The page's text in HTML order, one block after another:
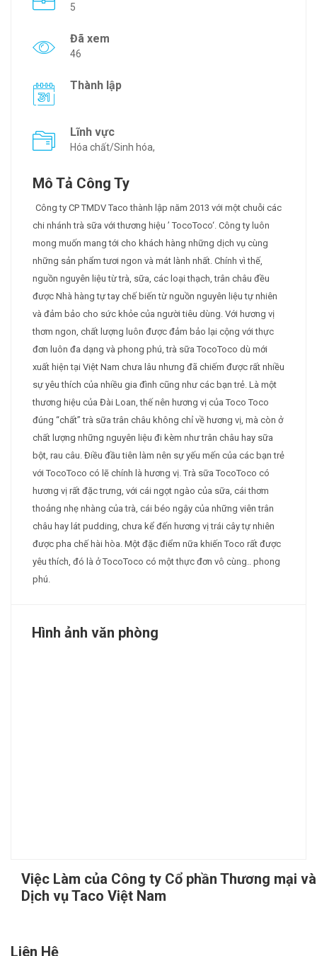
5
Đã xem
46
Thành lập
Lĩnh vực
Hóa chất/Sinh hóa,
Mô Tả Công Ty
Công ty CP TMDV Taco thành lập năm 2013 với một chuỗi các
chi nhánh trà sữa với thương hiệu ’ TocoToco‘. Công ty luôn
mong muốn mang tới cho khách hàng những dịch vụ cùng
những sản phẩm tươi ngon và mát lành nhất. Chính vì thế,
nguồn nguyên liệu từ trà, sữa, các loại thạch, trân châu đều
được Nhà hàng tự tay chế biến từ nguồn nguyên liệu tự nhiên
và đảm bảo cho sức khỏe của người tiêu dùng. Với hương vị
thơm ngon, chất lượng luôn được đảm bảo lại cộng với thực
đơn luôn đa dạng và phong phú, trà sữa TocoToco dù mới
xuất hiện tại Việt Nam chưa lâu nhưng đã chiếm được rất nhiều
sự yêu thích của nhiều gia đình cũng như các bạn trẻ. Là một
thương hiệu của Đài Loan, thế nên hương vị của Toco Toco
đúng “chất” trà sữa trân châu không chỉ về hương vị, mà còn ở
chất lượng những nguyên liệu đi kèm như trân châu hay sữa
bột, rau câu. Điều đầu tiên làm nên sự yếu mến của các bạn trẻ
với TocoToco có lẽ chính là hương vị. Trà sữa TocoToco có
hương vị rất đặc trưng, với cái ngọt ngào của sữa, cái thơm
thoảng nhẹ nhàng của trà, cái béo ngậy của những viên trân
châu hay lát pudding, chưa kể đến hương vị trái cây tự nhiên
được pha chế hài hòa. Một đặc điểm nữa khiến Toco rất được
yêu thích, đó là ở TocoToco có một thực đơn vô cùng.. phong
phú.
Hình ảnh văn phòng
Việc Làm của Công ty Cổ phần Thương mại và
Dịch vụ Taco Việt Nam
Liên Hệ